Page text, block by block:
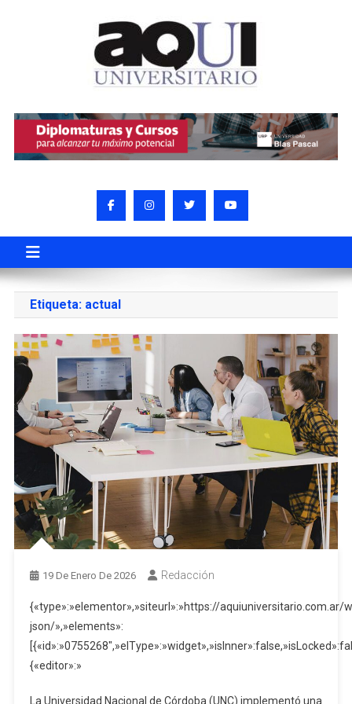
Etiqueta: actual
19 De Enero De 2026 Redacción
{«type»:»elementor»,»siteurl»:»https://aquiuniversitario.com.ar/
json/»,»elements»:
{«editor»:»
La Universidad Nacional de Córdoba (UNC) implementó una